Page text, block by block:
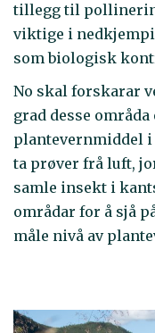
tillegg til
viktige i
som biologisk
No skal forskarar
grad desse
plantevernmiddel i
ta prøver frå luft,
samle insekt i
områdar for å sjå
måle nivå av